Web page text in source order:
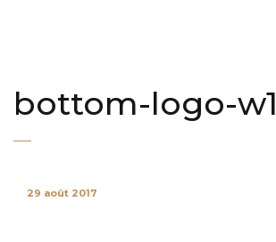
bottom-logo-w1
29 août 2017